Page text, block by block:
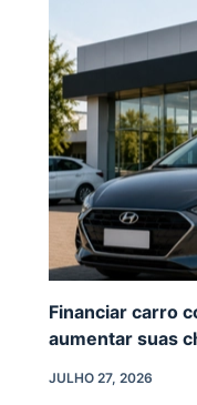
Financiar carro
aumentar suas
JULHO 27, 2026